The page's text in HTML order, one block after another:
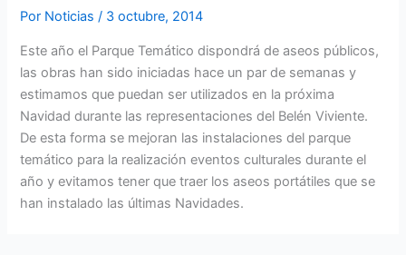
Por Noticias/ 3 octubre, 2014
Este año el Parque Temático dispondrá de aseos públicos,
las obras han sido iniciadas hace un par de semanas y
estimamos que puedan ser utilizados en la próxima
Navidad durante las representaciones del Belén Viviente.
De esta forma se mejoran las instalaciones del parque
temático para la realización eventos culturales durante el
año y evitamos tener que traer los aseos portátiles que se
han instalado las últimas Navidades.